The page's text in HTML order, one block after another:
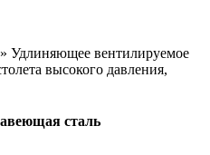
» Удлиняющее вентилируемое
высокого давления,
сталь